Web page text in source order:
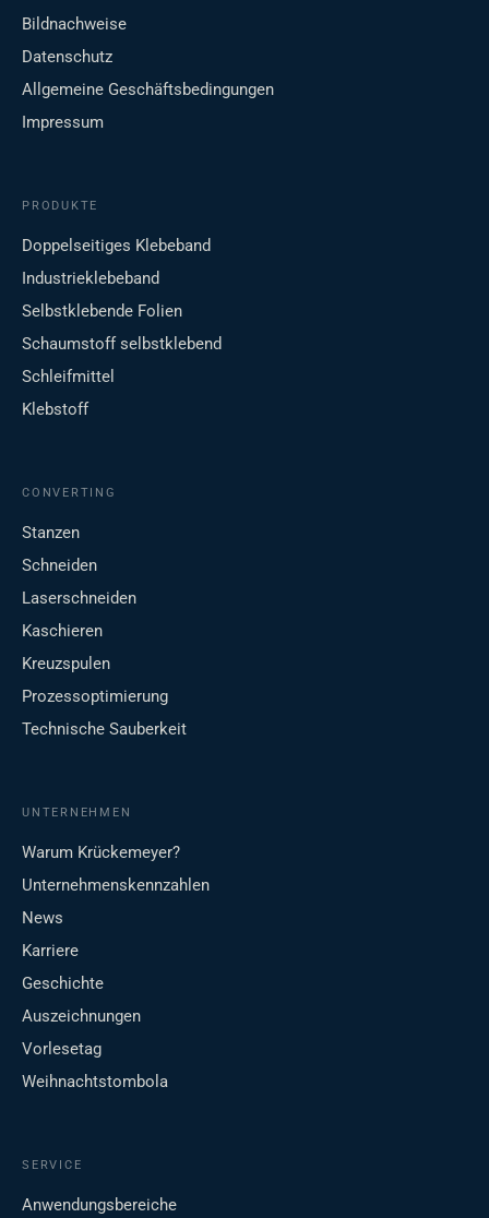
Bildnachweise
Datenschutz
Allgemeine Geschäftsbedingungen
Impressum
PRODUKTE
Doppelseitiges Klebeband
Industrieklebeband
Selbstklebende Folien
Schaumstoff selbstklebend
Schleifmittel
Klebstoff
CONVERTING
Stanzen
Schneiden
Laserschneiden
Kaschieren
Kreuzspulen
Prozessoptimierung
Technische Sauberkeit
UNTERNEHMEN
Warum Krückemeyer?
Unternehmenskennzahlen
News
Karriere
Geschichte
Auszeichnungen
Vorlesetag
Weihnachtstombola
SERVICE
Anwendungsbereiche